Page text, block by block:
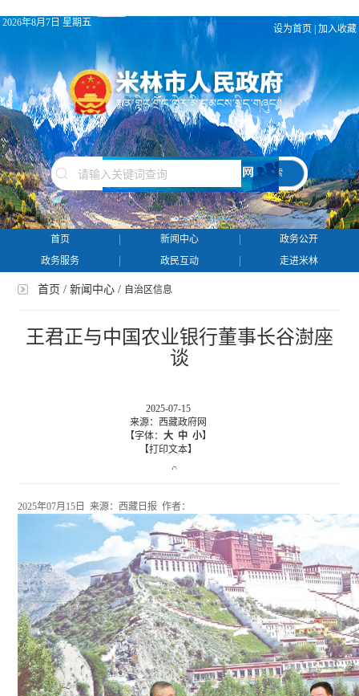
2026年8月7日 星期五
设为首页 加入收藏
搜 索
首页 新闻中心
政务公开
政务服务
政民互动 走进米林
首页 /新闻中心 / 自治区信息
王君正与中国农业银行董事长谷澍座
谈
2025-07-15
来源：西藏政府网
【字体： 大 中 小】
【打印文本】
2025年07月15日 来源：西藏日报 作者：